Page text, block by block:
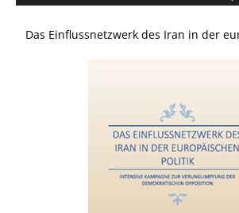
Das Einflussnetzwerk des Iran in der